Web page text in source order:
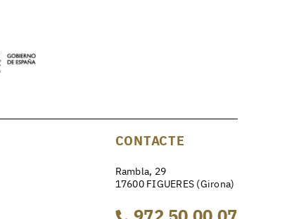
CONTACTE
Rambla, 29
17600 FIGUERES (Girona)